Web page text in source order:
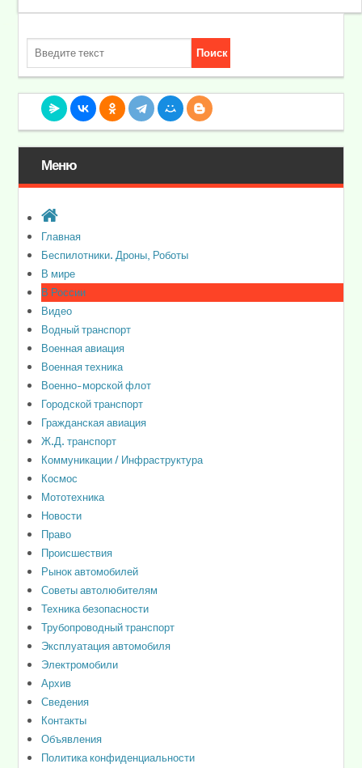
Меню
Главная
Беспилотники. Дроны, Роботы
В мире
В России
Видео
Водный транспорт
Военная авиация
Военная техника
Военно-морской флот
Городской транспорт
Гражданская авиация
Ж.Д. транспорт
Коммуникации / Инфраструктура
Космос
Мототехника
Новости
Право
Происшествия
Рынок автомобилей
Советы автолюбителям
Техника безопасности
Трубопроводный транспорт
Эксплуатация автомобиля
Электромобили
Архив
Сведения
Контакты
Объявления
Политика конфиденциальности